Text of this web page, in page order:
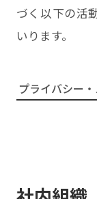
づく以下の活
いります。
プライバシー